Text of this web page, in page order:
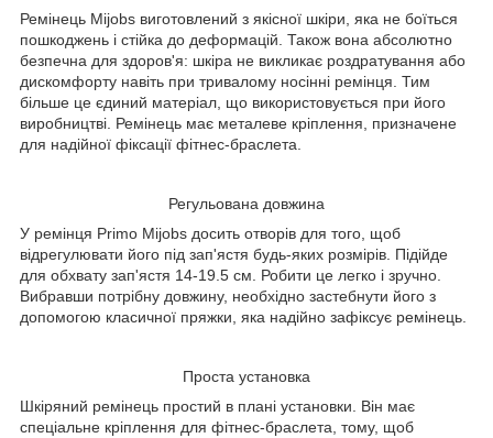
Ремінець Mijobs виготовлений з якісної шкіри, яка не боїться
пошкоджень і стійка до деформацій. Також вона абсолютно
безпечна для здоров'я: шкіра не викликає роздратування або
дискомфорту навіть при тривалому носінні ремінця. Тим
більше це єдиний матеріал, що використовується при його
виробництві. Ремінець має металеве кріплення, призначене
для надійної фіксації фітнес-браслета.
Регульована довжина
У ремінця Primo Mijobs досить отворів для того, щоб
відрегулювати його під зап'ястя будь-яких розмірів. Підійде
для обхвату зап'ястя 14-19.5 см. Робити це легко і зручно.
Вибравши потрібну довжину, необхідно застебнути його з
допомогою класичної пряжки, яка надійно зафіксує ремінець.
Проста установка
Шкіряний ремінець простий в плані установки. Він має
спеціальне кріплення для фітнес-браслета, тому, щоб